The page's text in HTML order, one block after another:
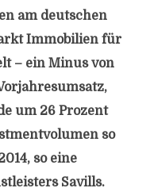
am deutschen
Immobilien für
– ein Minus von
um 26 Prozent
so
so eine
Savills.